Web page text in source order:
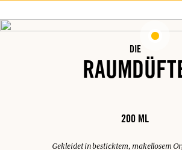
DIE
200 ML
Gekleidet in besticktem, makellosem